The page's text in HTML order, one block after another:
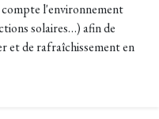
l'environnement
solaires…) afin de
et de rafraîchissement en